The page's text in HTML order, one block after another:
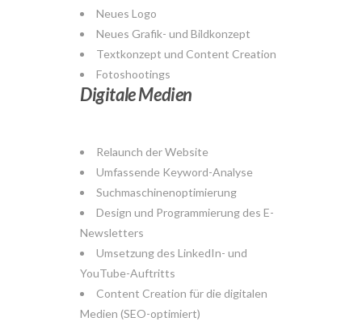
Neues Logo
Neues Grafik- und Bildkonzept
Textkonzept und Content Creation
Fotoshootings
Digitale Medien
Relaunch der Website
Umfassende Keyword-Analyse
Suchmaschinenoptimierung
Design und Programmierung des E-
Newsletters
Umsetzung des LinkedIn- und
YouTube-Auftritts
Content Creation für die digitalen
Medien (SEO-optimiert)